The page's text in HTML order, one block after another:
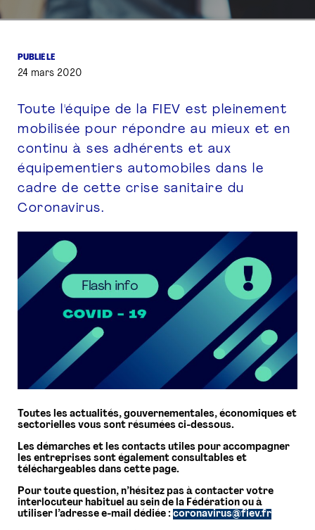
PRESSE
PUBLIÉ LE
24 mars 2020
Toute l'équipe de la FIEV est pleinement
mobilisée pour répondre au mieux et en
continu à ses adhérents et aux
équipementiers automobiles dans le
cadre de cette crise sanitaire du
Coronavirus.
Toutes les actualités, gouvernementales, économiques et
sectorielles vous sont résumées ci-dessous.
Les démarches et les contacts utiles pour accompagner
les entreprises sont également consultables et
téléchargeables dans cette page.
Pour toute question, n’hésitez pas à contacter votre
interlocuteur habituel au sein de la Fédération ou à
utiliser l’adresse e-mail dédiée : coronavirus@fiev.fr